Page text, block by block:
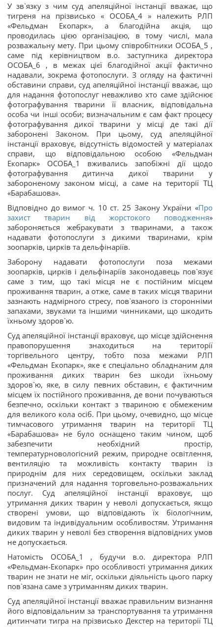
У зв`язку з чим суд апеляційної інстанції вважає, що
тигреня на прізвисько « ОСОБА_4 » належить РЛП
«Фельдман Екопарк», а благодійна акція, що
проводилась цією організацією, в тому числі, мала
розважальну мету. При цьому співробітники ОСОБА_5 ,
саме під керівництвом в.о. заступника директора
ОСОБА_6 , в межах цієї благодійної акції фактично
надавали, зокрема фотопослуги. З огляду на фактичні
обставини справи, суд апеляційної інстанції вважає, що
для надання фотопослуг неважливо хто саме здійснює
фотографування тварини її власник, відповідальна
особа чи інші особи; визначальним є сам факт процесу
фотографування дикої тварини у місці де такі дії
заборонені Законом. При цьому, суд апеляційної
інстанції враховує, відсутність відомостей у матеріалах
справи, що відповідальною особою «Фельдман
Екопарк» ОСОБА_1 вживались запобіжні дії щодо
фотографування дитинча дикої тварини у
забороненому законом місці, а саме на території ТЦ
«Барабашова».
Відповідно до вимог ч. 10 ст. 25 Закону України «Про
захист тварин від жорстокого поводження»
забороняється жебракувати з тваринами, а також
надавати фотопослуги з дикими тваринами, крім
зоопарків, цирків та дельфінаріїв.
Заборону надавати фотопослуги поза межами
зоопарків, цирків і дельфінаріїв законодавець пов`язує
саме з тим, що такі місця не є постійним місцем
проживання тварин, а отже, саме в таких місця тварини
зазнають надмірного стресу, пов`язаного із сторонніми
запахами, звуками та іншими чинниками, що шкодить
їхньому здоров`ю.
Суд апеляційної інстанції враховує, що місце здійснення
правопорушення знаходиться на території
торгівельного центру, тобто поза межами РЛП
«Фельдман Екопарк», яке є спеціально обладнаним для
проживання диких тварин без шкоди їхньому
здоров`ю, яке, в силу певних обставин, є фактичним
місцем їх постійного проживання, де вони почуваються
безпечно, оскільки контакт з твариною є обмеженим
для великого кола осіб. При цьому, очевидно, що місце
тимчасового утримання тварин на території ТЦ
«Барабашова» не було оснащено таким чином, щоб
забезпечити необхідний простір,
температурновологісний режим, природне освітлення,
вентиляцію та можливість контакту тварин із
природнім для них середовищем, оскільки заклад
призначений для надання торговельно-розважальних
послуг. Суд апеляційної інстанції враховує, що
утримання диких тварин у неволі допускається, якщо
створені умови, що відповідають їх біологічним,
видовим та індивідуальним особливостям. Утримання
диких тварин у неволі без створення відповідних умов
не допускається.
Натомість ОСОБА_1 , будучи в.о. директора РЛП
«Фельдман-Екопарк» про особливості утримання диких
тварин не знати не міг, оскільки діяльність цього парку
пов`язана саме з утриманням диких тварин.
Суд апеляційної інстанції вважає правильним визнання
його відповідальним за транспортування та утримання
дитинчати тигра на прізвисько Декстер на території ТЦ